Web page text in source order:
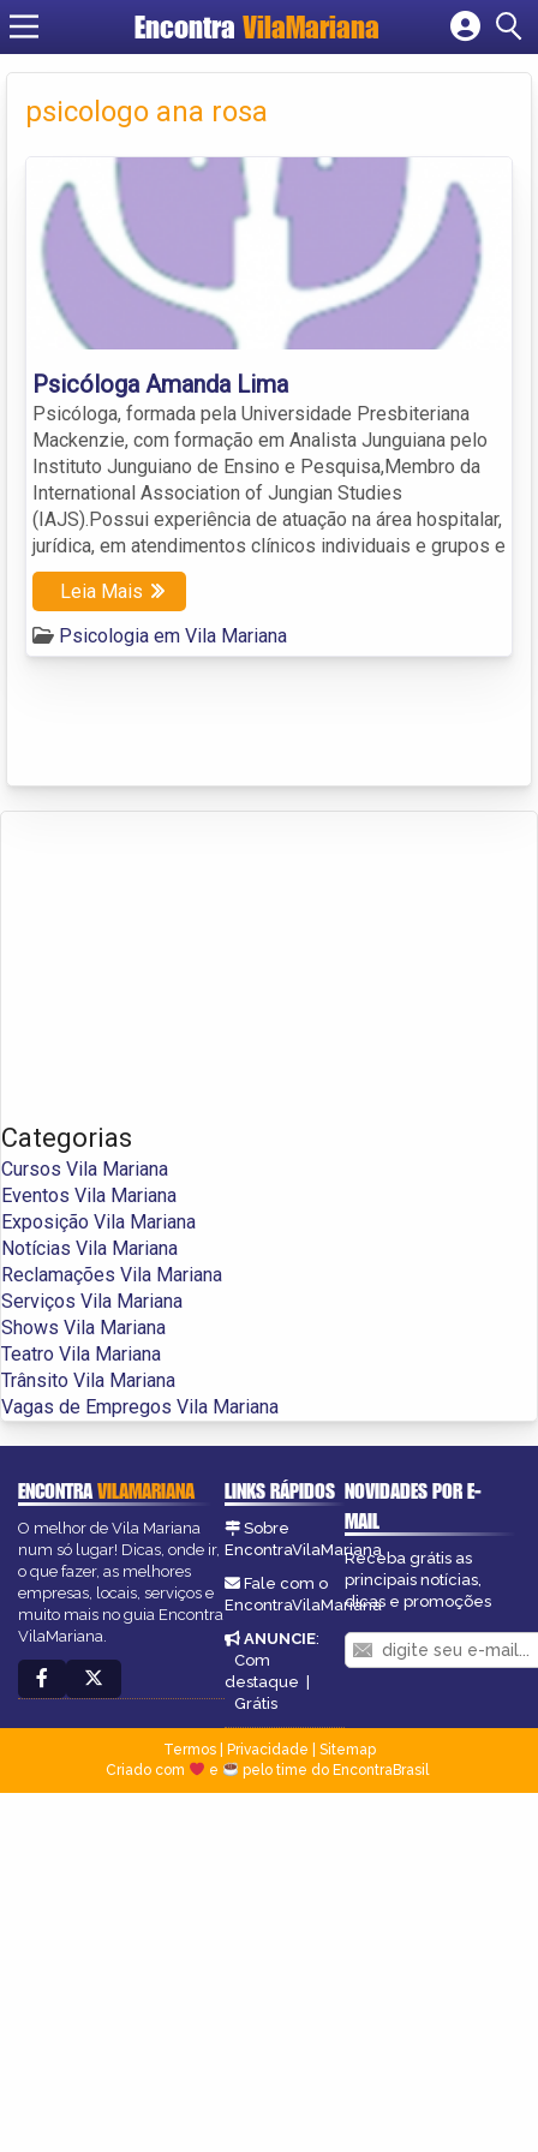
EncontraVilaMariana
Cadastrar empresa
Criar conta
psicologo ana rosa
Psicóloga Amanda Lima
Psicóloga, formada pela Universidade Presbiteriana
Mackenzie, com formação em Analista Junguiana pelo
Instituto Junguiano de Ensino e Pesquisa,Membro da
International Association of Jungian Studies
(IAJS).Possui experiência de atuação na área hospitalar,
jurídica, em atendimentos clínicos individuais e grupos e
Leia Mais
Psicologia em Vila Mariana
Categorias
Cursos Vila Mariana
Eventos Vila Mariana
Exposição Vila Mariana
Notícias Vila Mariana
Reclamações Vila Mariana
Serviços Vila Mariana
Shows Vila Mariana
Teatro Vila Mariana
Trânsito Vila Mariana
Vagas de Empregos Vila Mariana
ENCONTRAVILAMARIANA
O melhor de Vila Mariana
num só lugar! Dicas, onde ir,
o que fazer, as melhores
empresas, locais, serviços e
muito mais no guia Encontra
VilaMariana.
LINKS RÁPIDOS
Sobre
EncontraVilaMariana
Fale com o
EncontraVilaMariana
ANUNCIE:
Com
destaque |
Grátis
NOVIDADES POR E-
MAIL
Receba grátis as
principais notícias,
dicas e promoções
Termos| Privacidade
Sitemap
Criado com
e pelo time do EncontraBrasil